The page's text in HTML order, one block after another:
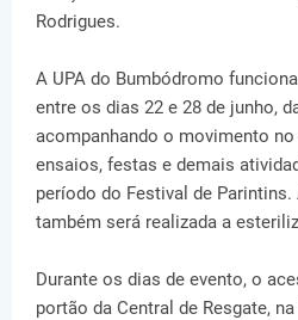
Rodrigues.
A UPA do Bumbódromo
entre os dias 22 e 28 de junho,
acompanhando o movimento
ensaios, festas e demais
período do Festival de
também será realizada a
Durante os dias de evento, o
portão da Central de Resgate,